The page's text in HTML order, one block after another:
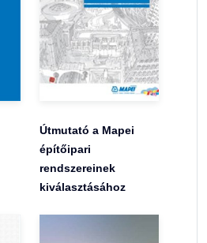
Útmutató a Mapei
építőipari
rendszereinek
kiválasztásához